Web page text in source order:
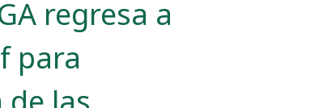
regresa a
para